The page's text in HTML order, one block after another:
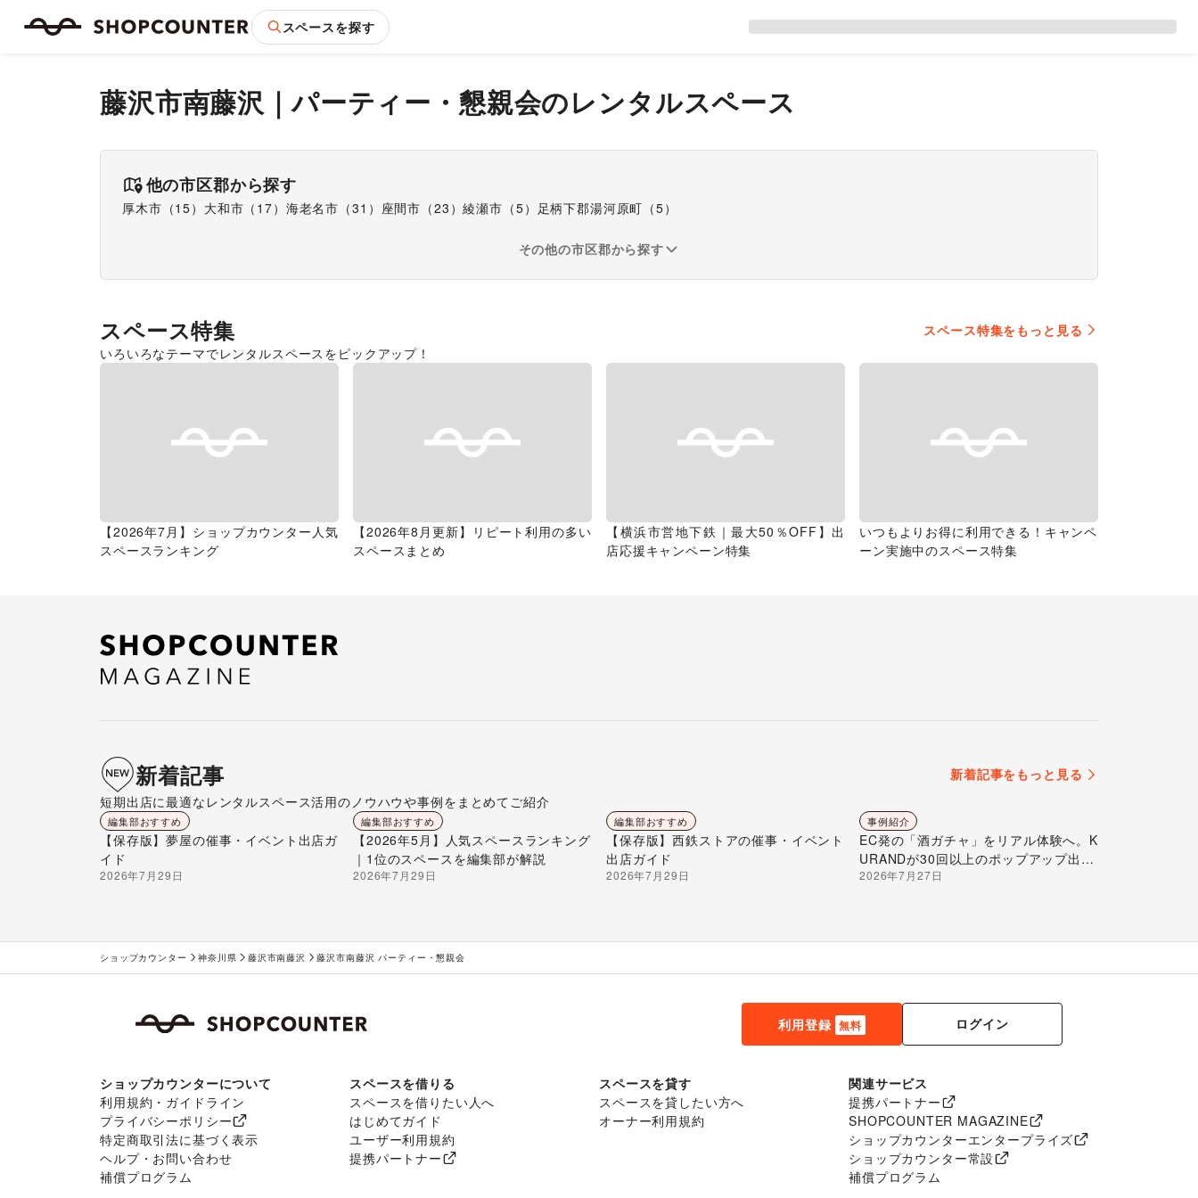
スペースを探す
藤沢市南藤沢 ｜パーティー・懇親会のレンタルスペース
他の市区郡から探す
厚木市 （15） 大和市 （ 17） 海老名市 （31 ） 座間市 （23 ）綾瀬市 （5） 足柄下郡湯河原町 （5）
その他の市区郡から探す
スペース特集
スペース特集をもっと見る
いろいろなテーマでレンタルスペースをピックアップ！
【2026年7月】ショップカウンター人気
スペースランキング
【2026年8月更新】リピート利用の多い
スペースまとめ
【横浜市営地下鉄｜最大50％OFF】出
店応援キャンペーン特集
いつもよりお得に利用できる！キャンペ
ーン実施中のスペース特集
新着記事
新着記事をもっと見る
短期出店に最適なレンタルスペース活用のノウハウや事例をまとめてご紹介
編集部おすすめ
【保存版】夢屋の催事・イベント出店ガ
イド
2026年7月29日
編集部おすすめ
【2026年5月】人気スペースランキング
｜1位のスペースを編集部が解説
2026年7月29日
編集部おすすめ
【保存版】西鉄ストアの催事・イベント
出店ガイド
2026年7月29日
事例紹介
EC発の「酒ガチャ」をリアル体験へ。K
URANDが30回以上のポップアップ出店
で届ける“新しいお酒との出会い”
2026年7月27日
ショップカウンター 神奈川県 藤沢市南藤沢 藤沢市南藤沢 パーティー・懇親会
利用登録 無料 ログイン
ショップカウンターについて
利用規約・ガイドライン
プライバシーポリシー
特定商取引法に基づく表示
ヘルプ・お問い合わせ
補償プログラム
スペースを借りる
スペースを借りたい人へ
はじめてガイド
ユーザー利用規約
提携パートナー
スペースを貸す
スペースを貸したい方へ
オーナー利用規約
関連サービス
提携パートナー
SHOPCOUNTER MAGAZINE
ショップカウンターエンタープライズ
ショップカウンター常設
補償プログラム